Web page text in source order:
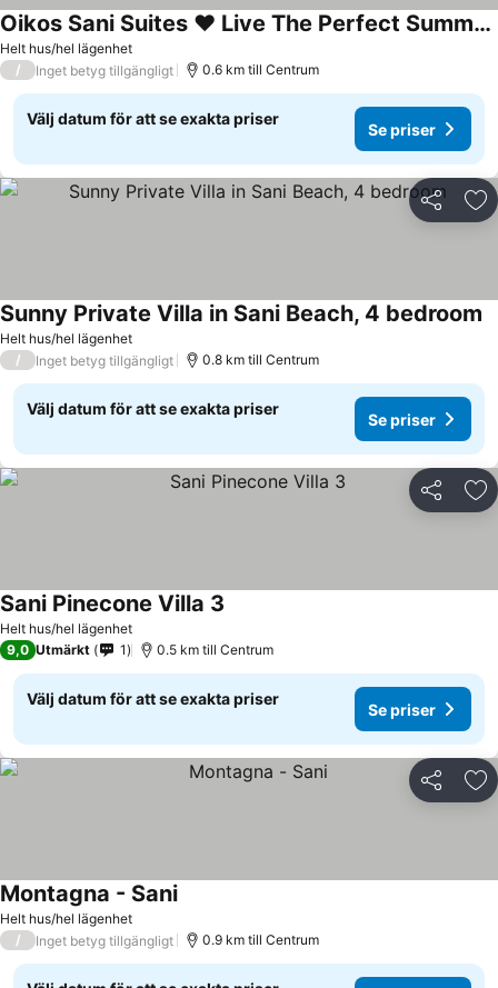
Helt hus/hel lägenhet
Oikos Sani Suites ❤️ Live The Perfect Summer Experience Near The Best Beachea
/ Inget betyg tillgängligt 0.6 km till Centrum
Välj datum för att se exakta priser
Se priser
Dela
Helt hus/hel lägenhet
Sunny Private Villa in Sani Beach, 4 bedroom
/ Inget betyg tillgängligt 0.8 km till Centrum
Välj datum för att se exakta priser
Se priser
Dela
Helt hus/hel lägenhet
Sani Pinecone Villa 3
9,0 Utmärkt 1 0.5 km till Centrum
Välj datum för att se exakta priser
Se priser
Dela
Helt hus/hel lägenhet
Montagna - Sani
/ Inget betyg tillgängligt 0.9 km till Centrum